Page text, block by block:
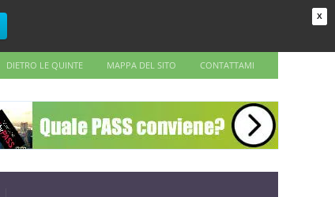
X
DIETRO LE QUINTE MAPPA DEL SITO CONTATTAMI